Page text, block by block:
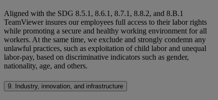
Aligned with the SDG 8.5.1, 8.6.1, 8.7.1, 8.8.2, and 8.B.1
TeamViewer insures our employees full access to their labor rights
while promoting a secure and healthy working environment for all
workers. At the same time, we exclude and strongly condemn any
unlawful practices, such as exploitation of child labor and unequal
labor-pay, based on discriminative indicators such as gender,
nationality, age, and others.
9. Industry, innovation, and infrastructure